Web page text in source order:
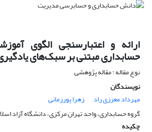
ارائه و اعتبارسنجی الگوی
حسابداری مبتنی بر سبک‌های
نوع مقاله : مقاله پژوهشی
نویسندگان
مهرداد معززی راد
زهرا پورزمانی
گروه حسابداری، واحد تهران مرکزی، دانشگاه آزاد
چکیده